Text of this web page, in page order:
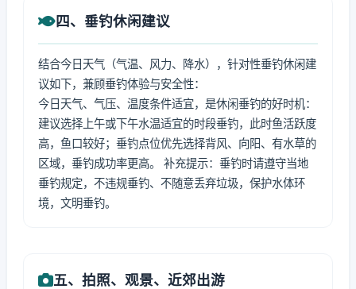
四、垂钓休闲建议
结合今日天气（气温、风力、降水），针对性垂钓休闲建
议如下，兼顾垂钓体验与安全性：
今日天气、气压、温度条件适宜，是休闲垂钓的好时机：
建议选择上午或下午水温适宜的时段垂钓，此时鱼活跃度
高，鱼口较好；垂钓点位优先选择背风、向阳、有水草的
区域，垂钓成功率更高。 补充提示：垂钓时请遵守当地
垂钓规定，不违规垂钓、不随意丢弃垃圾，保护水体环
境，文明垂钓。
五、拍照、观景、近郊出游